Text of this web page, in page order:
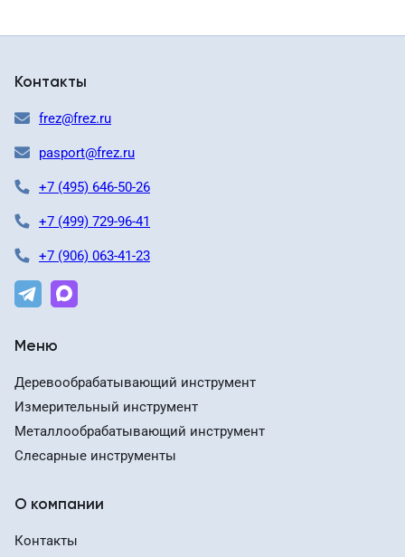
Контакты
frez@frez.ru
pasport@frez.ru
+7 (495) 646-50-26
+7 (499) 729-96-41
+7 (906) 063-41-23
Меню
Деревообрабатывающий инструмент
Измерительный инструмент
Металлообрабатывающий инструмент
Слесарные инструменты
О компании
Контакты